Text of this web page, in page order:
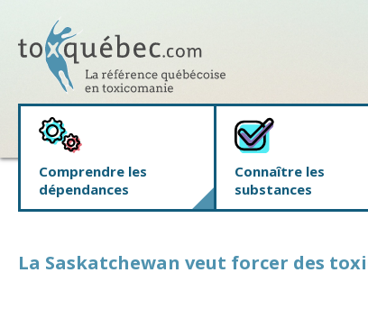
Comprendre les
dépendances
Connaître les
substances
La Saskatchewan veut forcer des